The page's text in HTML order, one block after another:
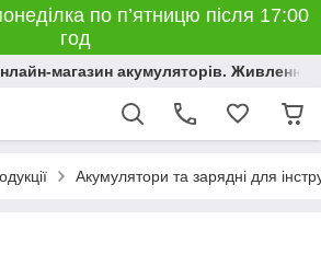
по п’ятницю після 17:00
год
магазин акумуляторів. Живлення,
Акумулятори та зарядні для